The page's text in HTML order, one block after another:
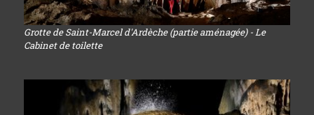
Grotte de Saint-Marcel d'Ardèche (partie aménagée) - Le
Cabinet de toilette